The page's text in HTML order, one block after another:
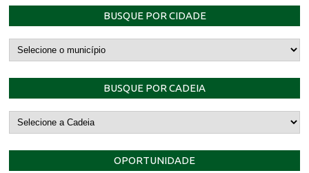
BUSQUE POR CIDADE
BUSQUE POR CADEIA
OPORTUNIDADE